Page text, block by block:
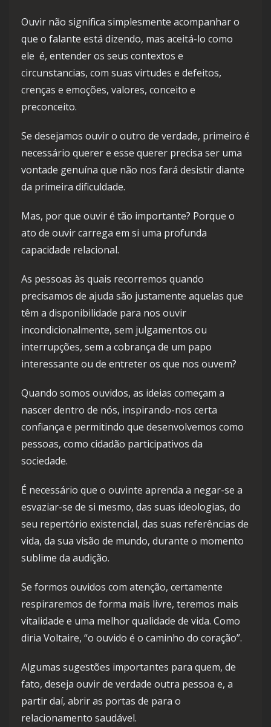
Ouvir não significa simplesmente acompanhar o
que o falante está dizendo, mas aceitá-lo como
ele é, entender os seus contextos e
circunstancias, com suas virtudes e defeitos,
crenças e emoções, valores, conceito e
preconceito.
Se desejamos ouvir o outro de verdade, primeiro é
necessário querer e esse querer precisa ser uma
vontade genuína que não nos fará desistir diante
da primeira dificuldade.
Mas, por que ouvir é tão importante? Porque o
ato de ouvir carrega em si uma profunda
capacidade relacional.
As pessoas às quais recorremos quando
precisamos de ajuda são justamente aquelas que
têm a disponibilidade para nos ouvir
incondicionalmente, sem julgamentos ou
interrupções, sem a cobrança de um papo
interessante ou de entreter os que nos ouvem?
Quando somos ouvidos, as ideias começam a
nascer dentro de nós, inspirando-nos certa
confiança e permitindo que desenvolvemos como
pessoas, como cidadão participativos da
sociedade.
É necessário que o ouvinte aprenda a negar-se a
esvaziar-se de si mesmo, das suas ideologias, do
seu repertório existencial, das suas referências de
vida, da sua visão de mundo, durante o momento
sublime da audição.
Se formos ouvidos com atenção, certamente
respiraremos de forma mais livre, teremos mais
vitalidade e uma melhor qualidade de vida. Como
diria Voltaire, “o ouvido é o caminho do coração”.
Algumas sugestões importantes para quem, de
fato, deseja ouvir de verdade outra pessoa e, a
partir daí, abrir as portas de para o
relacionamento saudável.